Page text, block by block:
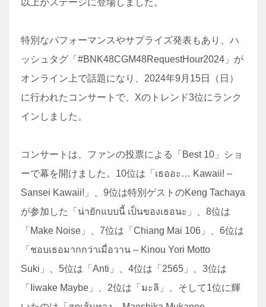
以上がステージに登場しました。
特別なパフォーマンスやサプライズ発表もあり、ハ
ッシュタグ「#BNK48CGM48RequestHour2024」が
オンライン上で話題になり、2024年9月15日（日）
に行われたコンサートで、Xのトレンド3位にランク
インしました。
コンサートは、ファンの投票による「Best 10」ショ
ーで幕を開けました。10位は「เธออะ… Kawaii! –
Sansei Kawaii!」、9位は特別ゲストのKeng Tachaya
が参加した「น่ายักแบบนี้ เป็นของเธอนะ」、8位は
「Make Noise」、7位は「Chiang Mai 106」、6位は
「ชอบเธอมากกว่าเมื่อวาน – Kinou Yori Motto
Suki」、5位は「Anti」、4位は「2565」、3位は
「Iiwake Maybe」、2位は「มะลิ」、そして1位に輝